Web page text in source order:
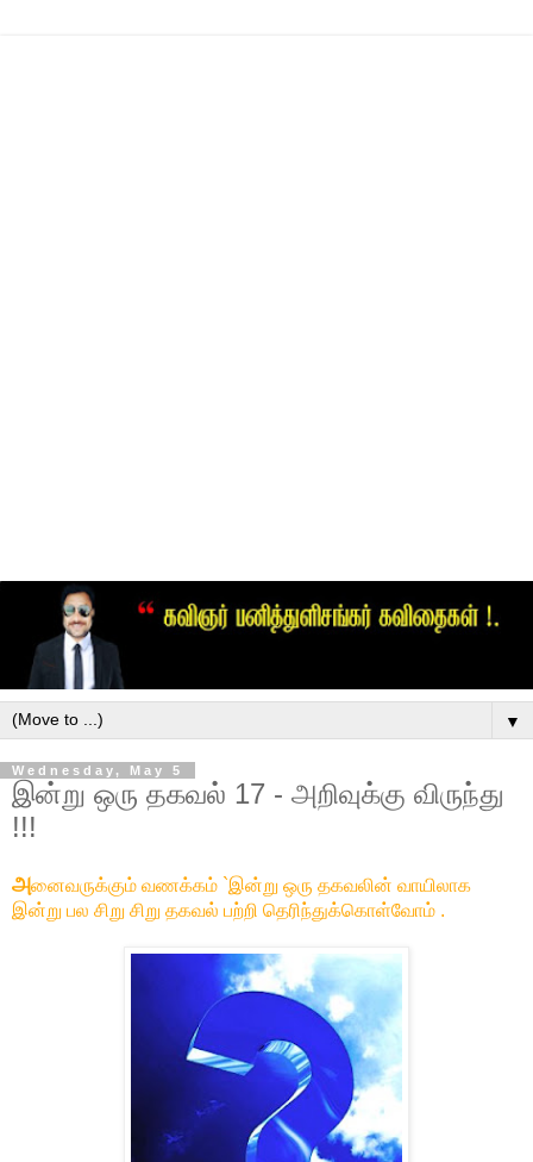
▼
Wednesday, May 5
இன்று ஒரு தகவல் 17 - அறிவுக்கு விருந்து
!!!
அனைவருக்கும் வணக்கம் `இன்று ஒரு தகவலின் வாயிலாக
இன்று பல சிறு சிறு தகவல் பற்றி தெரிந்துக்கொள்வோம் .